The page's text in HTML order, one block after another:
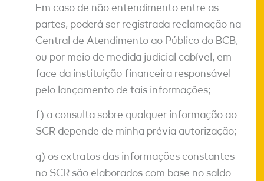
Em caso de não entendimento entre as
partes, poderá ser registrada reclamação na
Central de Atendimento ao Público do BCB,
ou por meio de medida judicial cabível, em
face da instituição financeira responsável
pelo lançamento de tais informações;
f) a consulta sobre qualquer informação ao
SCR depende de minha prévia autorização;
g) os extratos das informações constantes
no SCR são elaborados com base no saldo